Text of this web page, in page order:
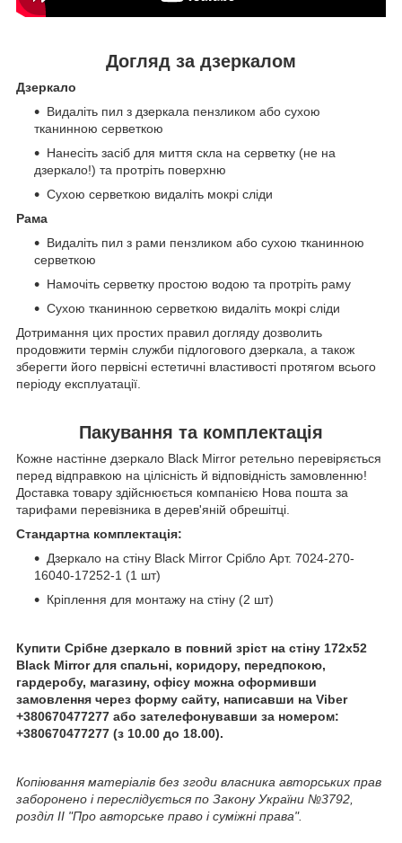
Догляд за дзеркалом
Дзеркало
Видаліть пил з дзеркала пензликом або сухою
тканинною серветкою
Нанесіть засіб для миття скла на серветку (не на
дзеркало!) та протріть поверхню
Сухою серветкою видаліть мокрі сліди
Рама
Видаліть пил з рами пензликом або сухою тканинною
серветкою
Намочіть серветку простою водою та протріть раму
Сухою тканинною серветкою видаліть мокрі сліди
Дотримання цих простих правил догляду дозволить
продовжити термін служби підлогового дзеркала, а також
зберегти його первісні естетичні властивості протягом всього
періоду експлуатації.
Пакування та комплектація
Кожне настінне дзеркало Black Mirror ретельно перевіряється
перед відправкою на цілісність й відповідність замовленню!
Доставка товару здійснюється компанією Нова пошта за
тарифами перевізника в дерев'яній обрешітці.
Стандартна комплектація:
Дзеркало на стіну Black Mirror Срібло Арт. 7024-270-
16040-17252-1 (1 шт)
Кріплення для монтажу на стіну (2 шт)
Купити Срібне дзеркало в повний зріст на стіну 172х52
Black Mirror для спальні, коридору, передпокою,
гардеробу, магазину, офісу можна оформивши
замовлення через форму сайту, написавши на Viber
+380670477277 або зателефонувавши за номером:
+380670477277 (з 10.00 до 18.00).
Копіювання матеріалів без згоди власника авторських прав
заборонено і переслідується по Закону України №3792,
розділ II "Про авторське право і суміжні права".